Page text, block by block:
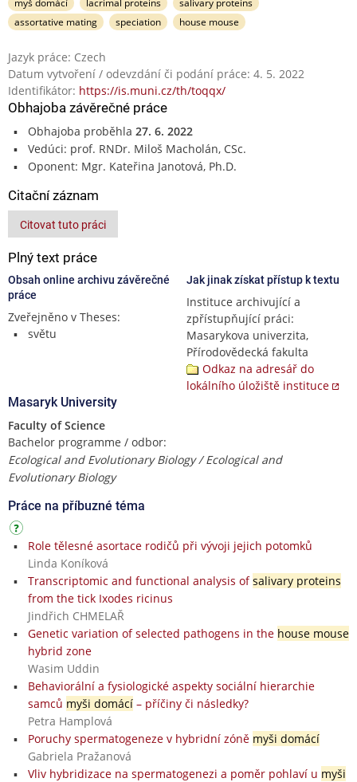
assortative mating
speciation house mouse
Jazyk práce: Czech
Datum vytvoření / odevzdání či podání práce: 4. 5. 2022
Identifikátor: https://is.muni.cz/th/toqqx/
Obhajoba závěrečné práce
Obhajoba proběhla 27. 6. 2022
Vedúci: prof. RNDr. Miloš Macholán, CSc.
Oponent: Mgr. Kateřina Janotová, Ph.D.
Citační záznam
Citovat tuto práci
Plný text práce
Obsah online archivu závěrečné
práce
Zveřejněno v Theses:
světu
Jak jinak získat přístup k textu
Instituce archivující a
zpřístupňující práci:
Masarykova univerzita,
Přírodovědecká fakulta
Odkaz na adresář do
lokálního úložiště instituce
Masaryk University
Faculty of Science
Bachelor programme / odbor:
Ecological and Evolutionary Biology / Ecological and
Evolutionary Biology
Práce na příbuzné téma
Role tělesné asortace rodičů při vývoji jejich potomků
Linda Koníková
Transcriptomic and functional analysis ofsalivary proteins
from the tick Ixodes ricinus
Jindřich CHMELAŘ
Genetic variation of selected pathogens in the house mouse
hybrid zone
Wasim Uddin
Behaviorální a fysiologické aspekty sociální hierarchie
samců myši domácí– příčiny či následky?
Petra Hamplová
Poruchy spermatogeneze v hybridní zóně myši domácí
Gabriela Pražanová
Vliv hybridizace na spermatogenezi a poměr pohlaví u myši